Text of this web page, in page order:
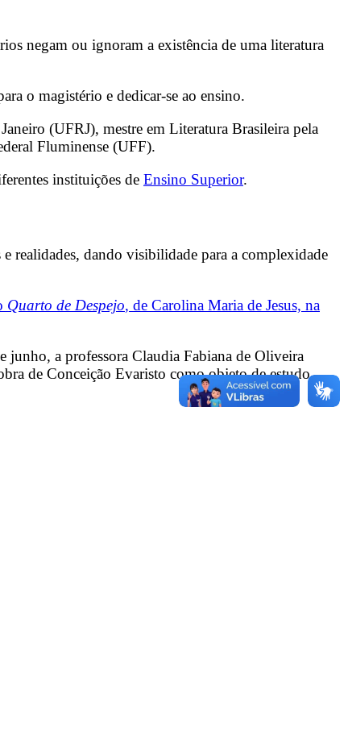
negam ou ignoram a existência de uma literatura
o magistério e dedicar-se ao ensino.
(UFRJ), mestre em Literatura Brasileira pela
Fluminense (UFF).
instituições de Ensino Superior.
realidades, dando visibilidade para a complexidade
Quarto de Despejo, de Carolina Maria de Jesus, na
junho, a professora Claudia Fabiana de Oliveira
de Conceição Evaristo como objeto de estudo.